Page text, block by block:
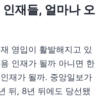
재들, 얼마나 오
영입이 활발해지고 있
인재가 될까 아니면 한
재가 될까. 중앙일보가
뒤, 8년 뒤에도 당선됐